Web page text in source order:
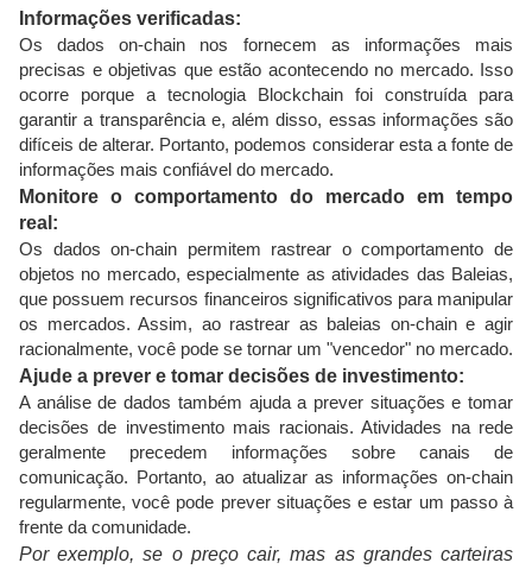
Informações verificadas:
Os dados on-chain nos fornecem as informações mais
precisas e objetivas que estão acontecendo no mercado. Isso
ocorre porque a tecnologia Blockchain foi construída para
garantir a transparência e, além disso, essas informações são
difíceis de alterar. Portanto, podemos considerar esta a fonte de
informações mais confiável do mercado.
Monitore o comportamento do mercado em tempo
real:
Os dados on-chain permitem rastrear o comportamento de
objetos no mercado, especialmente as atividades das Baleias,
que possuem recursos financeiros significativos para manipular
os mercados. Assim, ao rastrear as baleias on-chain e agir
racionalmente, você pode se tornar um "vencedor" no mercado.
Ajude a prever e tomar decisões de investimento:
A análise de dados também ajuda a prever situações e tomar
decisões de investimento mais racionais. Atividades na rede
geralmente precedem informações sobre canais de
comunicação. Portanto, ao atualizar as informações on-chain
regularmente, você pode prever situações e estar um passo à
frente da comunidade.
Por exemplo, se o preço cair, mas as grandes carteiras